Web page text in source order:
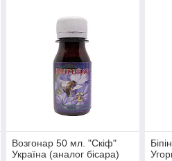
Возгонар 50 мл. "Скіф"
Україна (аналог бісара)